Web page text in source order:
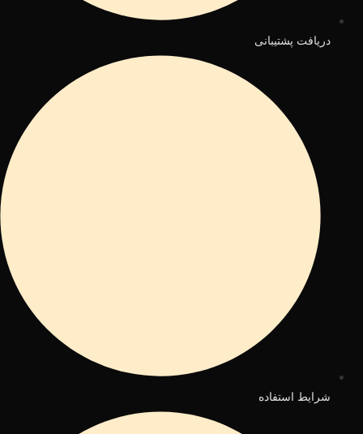
دریافت پشتیبانی
شرایط استفاده